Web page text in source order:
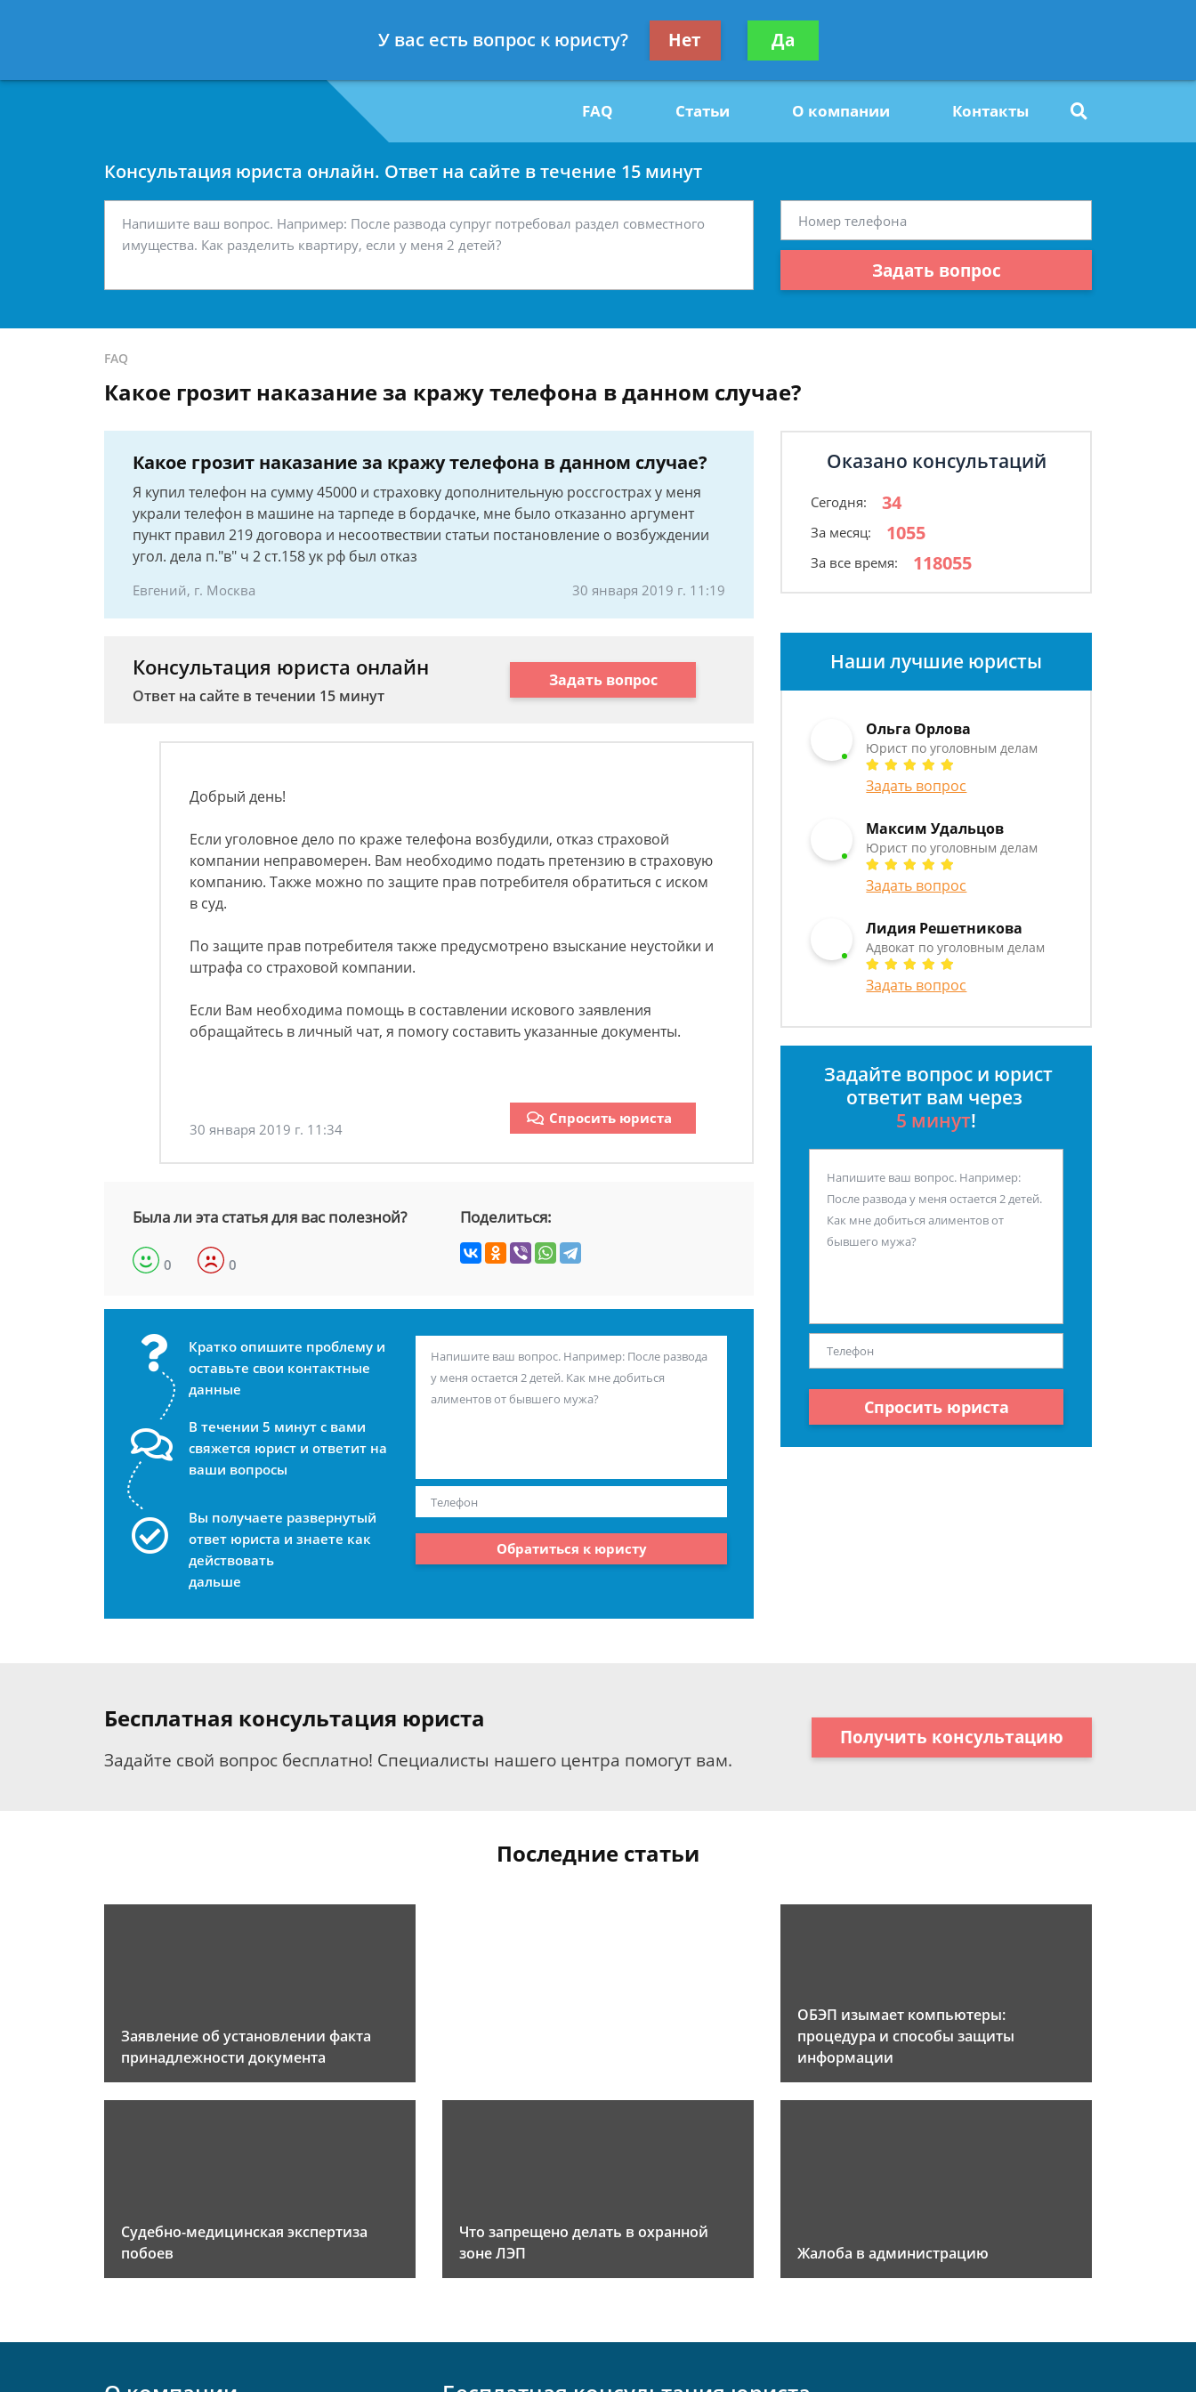
7 812 467-34-29
Получите консультацию
бесплатно
FAQ Статьи О компании Контакты
Консультация юриста онлайн. Ответ на сайте в течение 15 минут
Задать вопрос
FAQ
Какое грозит наказание за кражу телефона в данном случае?
Какое грозит наказание за кражу телефона в данном случае?
Я купил телефон на сумму 45000 и страховку дополнительную россгострах у меня
украли телефон в машине на тарпеде в бордачке, мне было отказанно аргумент
пункт правил 219 договора и несоотвествии статьи постановление о возбуждении
угол. дела п."в" ч 2 ст.158 ук рф был отказ
Евгений, г. Москва 30 января 2019 г. 11:19
Консультация юриста онлайн
Ответ на сайте в течении 15 минут
Задать вопрос
Добрый день!
Если уголовное дело по краже телефона возбудили, отказ страховой
компании неправомерен. Вам необходимо подать претензию в страховую
компанию. Также можно по защите прав потребителя обратиться с иском
в суд.
По защите прав потребителя также предусмотрено взыскание неустойки и
штрафа со страховой компании.
Если Вам необходима помощь в составлении искового заявления
обращайтесь в личный чат, я помогу составить указанные документы.
30 января 2019 г. 11:34
Спросить юриста
Была ли эта статья для вас полезной?
0 0
Поделиться:
Кратко опишите проблему и
оставьте свои контактные
данные
В течении 5 минут с вами
свяжется юрист и ответит на
ваши вопросы
Вы получаете развернутый
ответ юриста и знаете как
действовать
дальше
Обратиться к юристу
Оказано консультаций
Сегодня: 34
За месяц: 1055
За все время: 118055
Наши лучшие юристы
Ольга Орлова
Юрист по уголовным делам
Задать вопрос
Максим Удальцов
Юрист по уголовным делам
Задать вопрос
Лидия Решетникова
Адвокат по уголовным делам
Задать вопрос
Задайте вопрос и юрист
ответит вам через
5 минут!
Спросить юриста
Бесплатная консультация юриста
Задайте свой вопрос бесплатно! Специалисты нашего центра помогут вам.
Получить консультацию
Последние статьи
Заявление об установлении факта
принадлежности документа
ОБЭП изымает компьютеры:
процедура и способы защиты
информации
Судебно-медицинская экспертиза
побоев
Что запрещено делать в охранной
зоне ЛЭП
Жалоба в администрацию
У вас есть вопрос к юристу? Нет Да